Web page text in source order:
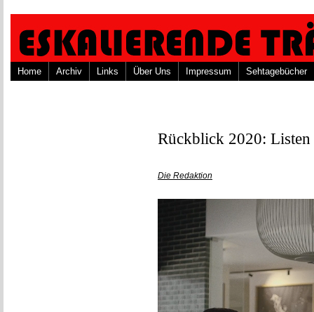
Home Archiv Links Über Uns Impressum Sehtagebücher
Rückblick 2020:
Die Redaktion